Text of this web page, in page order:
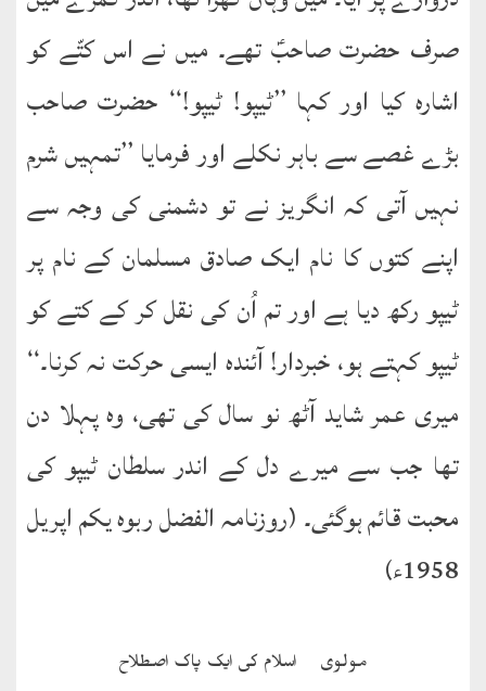
صرف حضرت صاحبؑ تھے۔ میں نے اس کتّے کو
اشارہ کیا اور کہا ’’ٹیپو! ٹیپو!‘‘ حضرت صاحب
بڑے غصے سے باہر نکلے اور فرمایا ’’تمہیں شرم
نہیں آتی کہ انگریز نے تو دشمنی کی وجہ سے
اپنے کتوں کا نام ایک صادق مسلمان کے نام پر
ٹیپو رکھ دیا ہے اور تم اُن کی نقل کر کے کتے کو
ٹیپو کہتے ہو، خبردار! آئندہ ایسی حرکت نہ کرنا۔‘‘
میری عمر شاید آٹھ نو سال کی تھی، وہ پہلا دن
تھا جب سے میرے دل کے اندر سلطان ٹیپو کی
محبت قائم ہوگئی۔ (روزنامہ الفضل ربوہ یکم اپریل
1958ء)
مولوی ۔ اسلام کی ایک پاک اصطلاح